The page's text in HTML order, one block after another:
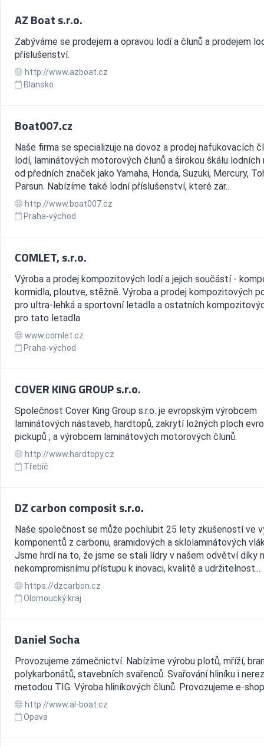
AZ Boat s.r.o.
Zabýváme se prodejem a opravou lodí a člunů a prodejem
příslušenství.
http://www.azboat.cz
Blansko
Boat007.cz
Naše firma se specializuje na dovoz a prodej nafukovacích
lodí, laminátových motorových člunů a širokou škálu lodních
od předních značek jako Yamaha, Honda, Suzuki, Mercury,
Parsun. Nabízíme také lodní příslušenství, které zar...
http://www.boat007.cz
Praha-východ
COMLET, s.r.o.
Výroba a prodej kompozitových lodí a jejich součástí -
kormidla, ploutve, stěžně. Výroba a prodej kompozitových
pro ultra-lehká a sportovní letadla a ostatních
pro tato letadla
www.comlet.cz
Praha-východ
COVER KING GROUP s.r.o.
Společnost Cover King Group s.r.o. je evropským výrobcem
laminátových nástaveb, hardtopů, zakrytí ložných ploch
pickupů , a výrobcem laminátových motorových člunů.
http://www.hardtopy.cz
Třebíč
DZ carbon composit s.r.o.
Naše společnost se může pochlubit 25 lety zkušeností ve
komponentů z carbonu, aramidových a sklolaminátových
Jsme hrdí na to, že jsme se stali lídry v našem odvětví díky
nekompromisnímu přístupu k inovaci, kvalitě a udržitelnost...
https://dzcarbon.cz
Olomoucký kraj
Daniel Socha
Provozujeme zámečnictví. Nabízíme výrobu plotů, mříží,
polykarbonátů, stavebních svařenců. Svařování hliníku i
metodou TIG. Výroba hliníkových člunů. Provozujeme e-
http://www.al-boat.cz
Opava